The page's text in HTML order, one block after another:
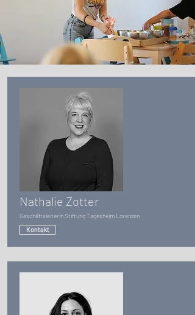
Nathalie Zotter
Geschäftsleiterin Stiftung Tagesheim Lorenzen
Kontakt